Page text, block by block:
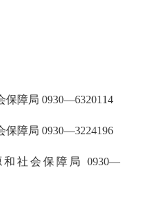
障局 0930—6320114
障局 0930—3224196
社会保障局 0930—